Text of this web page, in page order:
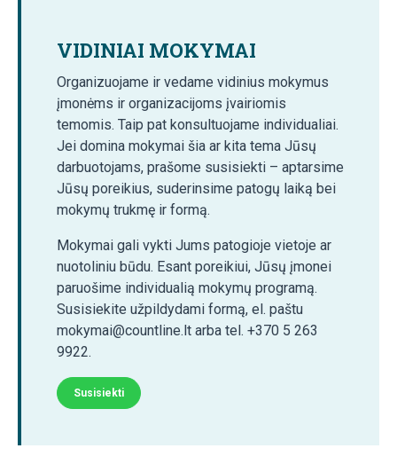
VIDINIAI MOKYMAI
Organizuojame ir vedame vidinius mokymus
įmonėms ir organizacijoms įvairiomis
temomis. Taip pat konsultuojame individualiai.
Jei domina mokymai šia ar kita tema Jūsų
darbuotojams, prašome susisiekti – aptarsime
Jūsų poreikius, suderinsime patogų laiką bei
mokymų trukmę ir formą.
Mokymai gali vykti Jums patogioje vietoje ar
nuotoliniu būdu. Esant poreikiui, Jūsų įmonei
paruošime individualią mokymų programą.
Susisiekite užpildydami formą, el. paštu
mokymai@countline.lt arba tel. +370 5 263
9922.
Susisiekti